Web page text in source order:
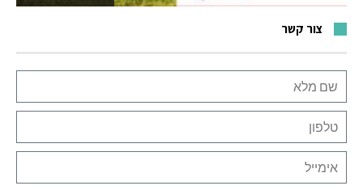
צור קשר